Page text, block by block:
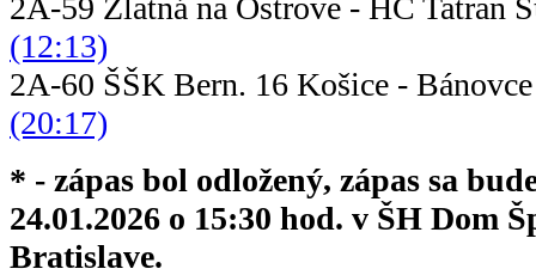
2A-59 Zlatná na Ostrove - HC
(12:13)
2A-60 ŠŠK Bern. 16 Košice -
(20:17)
* - zápas bol odložený, zápas sa
24.01.2026 o 15:30 hod. v ŠH Dom
Bratislave.